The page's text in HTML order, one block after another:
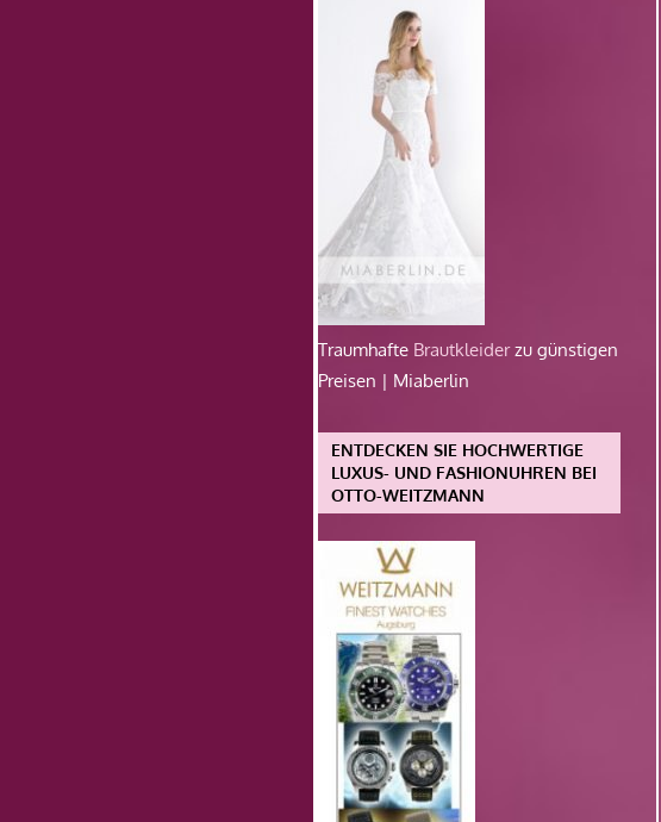
Traumhafte Brautkleiderzu günstigen
Preisen | Miaberlin
ENTDECKEN SIE HOCHWERTIGE
LUXUS- UND FASHIONUHREN BEI
OTTO-WEITZMANN